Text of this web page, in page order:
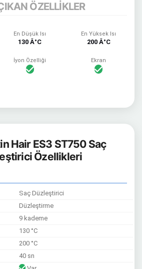
ÖZELLİKLER
En Düşük Isı
130 Â°C
En Yüksek Isı
200 Â°C
İyon Özelliği Ekran
Hair ES3 ST750 Saç
Özellikleri
Saç Düzleştirici
Düzleştirme
9 kademe
130 °C
200 °C
40 sn